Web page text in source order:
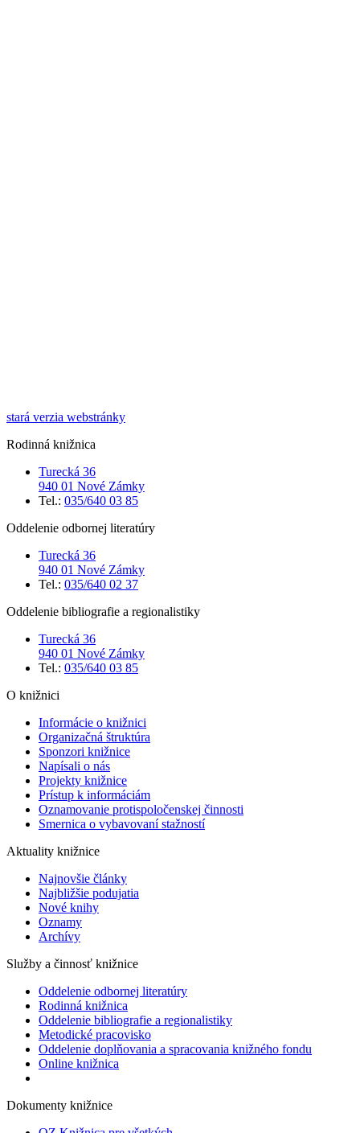
stará verzia webstránky
Rodinná knižnica
Turecká 36
940 01 Nové Zámky
Tel.: 035/640 03 85
Oddelenie odbornej literatúry
Turecká 36
940 01 Nové Zámky
Tel.: 035/640 02 37
Oddelenie bibliografie a regionalistiky
Turecká 36
940 01 Nové Zámky
Tel.: 035/640 03 85
O knižnici
Informácie o knižnici
Organizačná štruktúra
Sponzori knižnice
Napísali o nás
Projekty knižnice
Prístup k informáciám
Oznamovanie protispoločenskej činnosti
Smernica o vybavovaní stažností
Aktuality knižnice
Najnovšie články
Najbližšie podujatia
Nové knihy
Oznamy
Archívy
Služby a činnosť knižnice
Oddelenie odbornej literatúry
Rodinná knižnica
Oddelenie bibliografie a regionalistiky
Metodické pracovisko
Oddelenie doplňovania a spracovania knižného fondu
Online knižnica
Dokumenty knižnice